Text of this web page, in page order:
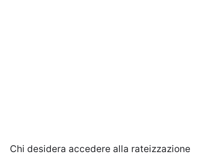
Chi desidera accedere alla rateizzazione